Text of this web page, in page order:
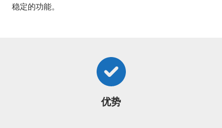
稳定的功能。
优势